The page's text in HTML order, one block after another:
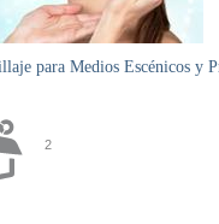
para Medios Escénicos y
2